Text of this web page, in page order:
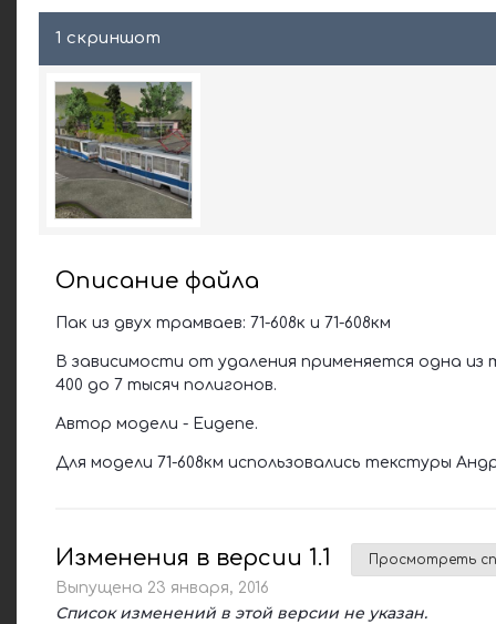
1 скриншот
Описание файла
Пак из двух трамваев: 71-608к и 71-608км
В зависимости от удаления применяется одна
400 до 7 тысяч полигонов.
Автор модели - Eugene.
Для модели 71-608км использовались текстуры
Изменения в версии 1.1 Просмотреть
Выпущена 23 января, 2016
Список изменений в этой версии не указан.